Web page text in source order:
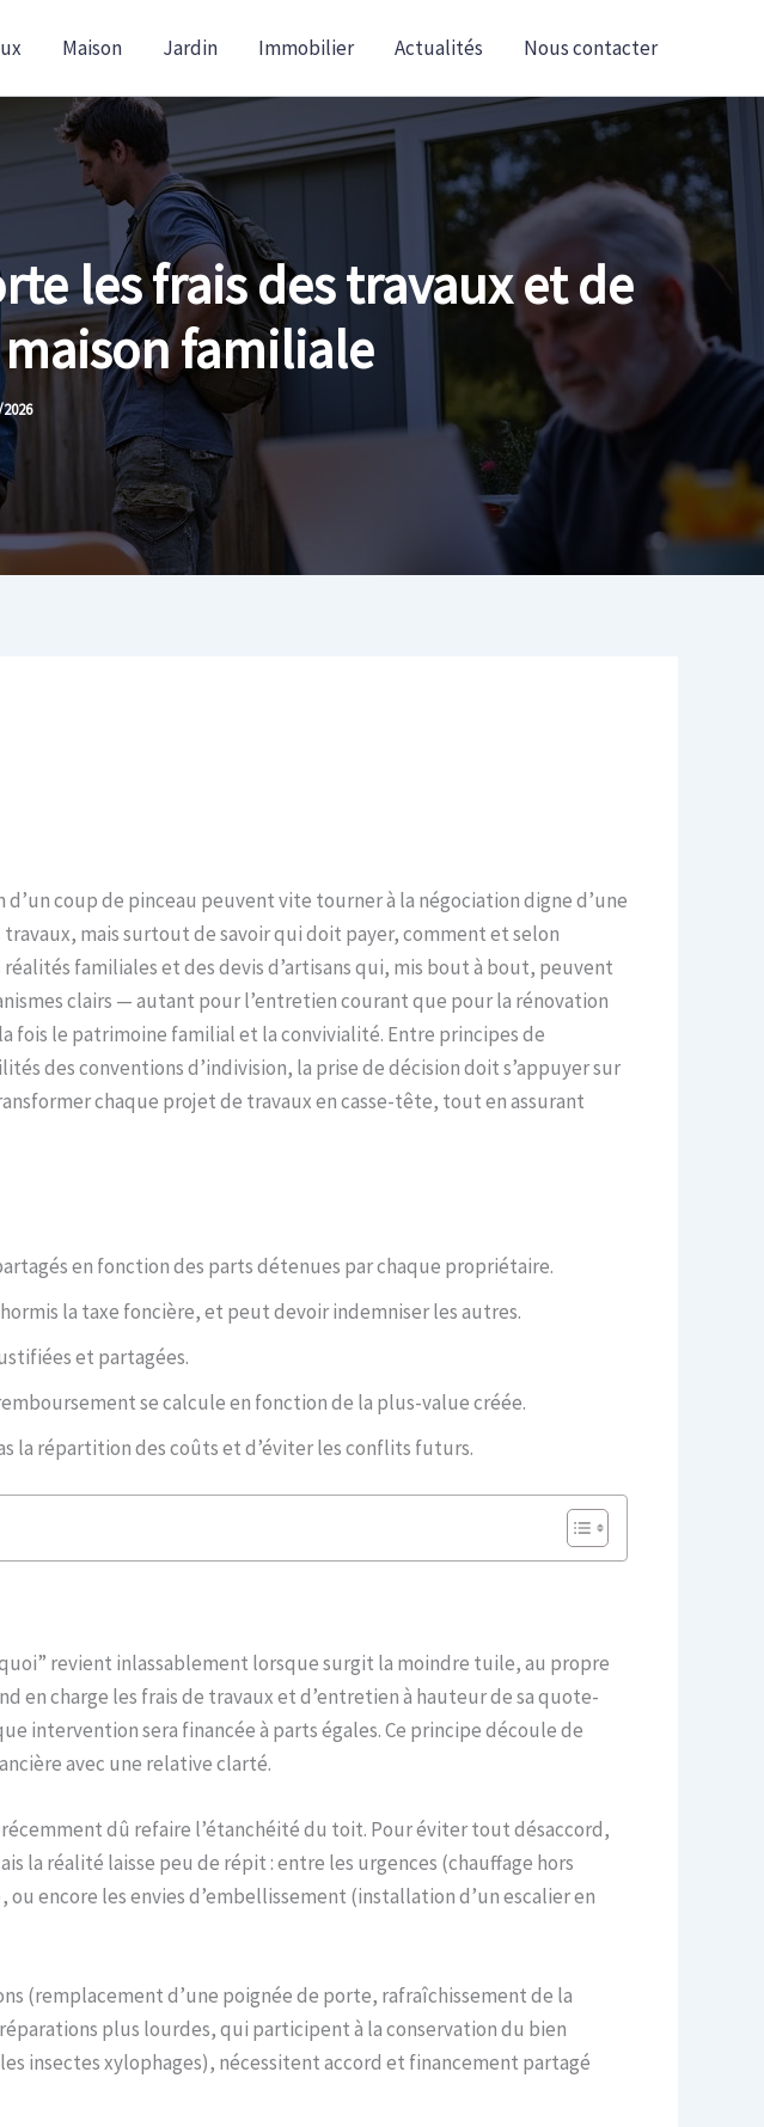
Maison Jardin Immobilier Actualités Nous contacter
les frais des travaux et de
familiale
coup de pinceau peuvent vite tourner à la négociation digne d’une
travaux, mais surtout de savoir qui doit payer, comment et selon
familiales et des devis d’artisans qui, mis bout à bout, peuvent
clairs — autant pour l’entretien courant que pour la rénovation
fois le patrimoine familial et la convivialité. Entre principes de
des conventions d’indivision, la prise de décision doit s’appuyer sur
chaque projet de travaux en casse-tête, tout en assurant
en fonction des parts détenues par chaque propriétaire.
la taxe foncière, et peut devoir indemniser les autres.
et partagées.
se calcule en fonction de la plus-value créée.
la répartition des coûts et d’éviter les conflits futurs.
revient inlassablement lorsque surgit la moindre tuile, au propre
en charge les frais de travaux et d’entretien à hauteur de sa quote-
intervention sera financée à parts égales. Ce principe découle de
avec une relative clarté.
dû refaire l’étanchéité du toit. Pour éviter tout désaccord,
la réalité laisse peu de répit : entre les urgences (chauffage hors
encore les envies d’embellissement (installation d’un escalier en
(remplacement d’une poignée de porte, rafraîchissement de la
plus lourdes, qui participent à la conservation du bien
insectes xylophages), nécessitent accord et financement partagé